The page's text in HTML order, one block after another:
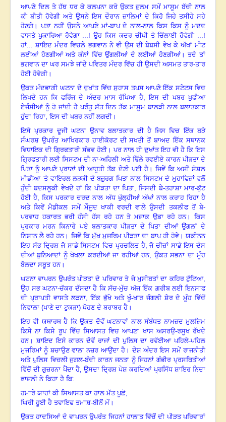
ਆਪਣੇ ਦਿਲ ਤੇ ਹੱਥ ਧਰ ਕੇ ਕਲਪਨਾ ਕਰੋ ਉਕਤ ਜ਼ੁਲਮ ਸਮੇਂ ਮਾਸੂਮ ਬੱਚੀ ਨਾਲ
ਕੀ ਬੀਤੀ ਹੋਵੇਗੀ ਅਤੇ ਉਸਨੇ ਇਸ ਦੌਰਾਨ ਜ਼ਾਲਿਮਾਂ ਦੇ ਕਿਹੋ ਜਿਹੇ ਤਸੀਹੇ ਸਹੇ
ਹੋਣਗੇ। ਪਤਾ ਨਹੀਂ ਉਸਨੇ ਆਪਣੇ ਮਾਂ-ਬਾਪ ਦੇ ਨਾਲ-ਨਾਲ ਕਿਸ ਕਿਸ ਨੂੰ ਮਦਦ
ਵਾਸਤੇ ਪੁਕਾਰਿਆ ਹੋਵੇਗਾ ...! ਉਹ ਕਿਸ ਕਦਰ ਚੀਖੀ ਤੇ ਚਿੱਲਾਈ ਹੋਵੇਗੀ ...!
ਹਾਂ... ਸ਼ਾਇਦ ਮੰਦਰ ਵਿਚਲੇ ਭਗਵਾਨ ਨੇ ਵੀ ਉਸ ਦੀ ਬੇਬਸੀ ਵੇਖ ਕੇ ਅੱਖਾਂ ਮੀਟ
ਲਈਆਂ ਹੋਣਗੀਆਂ ਅਤੇ ਕੰਨਾਂ ਵਿੱਚ ਉਂਗਲੀਆਂ ਦੇ ਲਈਆਂ ਹੋਣਗੀਆਂ। ਤਦੇ ਤਾਂ
ਭਗਵਾਨ ਦਾ ਘਰ ਸਮਝੇ ਜਾਂਦੇ ਪਵਿਤਰ ਮੰਦਰ ਵਿੱਚ ਹੀ ਉਸਦੀ ਅਸਮਤ ਤਾਰ-ਤਾਰ
ਹੋਈ ਹੋਵੇਗੀ।
ਉਕਤ ਮੰਦਭਾਗੀ ਘਟਨਾ ਦੇ ਦੁਖਾਂਤ ਵਿੱਚ ਸੁਹਾਸ ਤਪਸ ਆਪਣੇ ਇੱਕ ਸਟੇਟਸ ਵਿਚ
ਲਿਖਦੇ ਹਨ ਕਿ ਫਰਿੱਜ ਦੇ ਅੰਦਰ ਮਾਸ ਰੱਖਿਆ ਹੈ, ਇਸ ਦੀ ਖਬਰ ਖੁਫੀਆ
ਏਜੰਸੀਆਂ ਨੂੰ ਹੋ ਜਾਂਦੀ ਹੈ ਪਰੰਤੂ ਸੱਤ ਦਿਨ ਤੱਕ ਮਾਸੂਮ ਬਾਲੜੀ ਨਾਲ ਬਲਾਤਕਾਰ
ਹੁੰਦਾ ਰਿਹਾ, ਇਸ ਦੀ ਖਬਰ ਨਹੀਂ ਲਗਦੀ।
ਇਸੇ ਪ੍ਰਕਾਰ ਦੂਜੀ ਘਟਨਾ ਉਨਾਵ ਬਲਾਤਕਾਰ ਦੀ ਹੈ ਜਿਸ ਵਿਚ ਇੱਕ ਬੜੇ
ਸੰਘਰਸ਼ ਉਪਰੰਤ ਆਖਿਰਕਾਰ ਹਾਈਕੋਰਟ ਦੀ ਸਖਤੀ ਤੋਂ ਬਾਅਦ ਇੱਕ ਸਥਾਨਕ
ਵਿਧਾਇਕ ਦੀ ਗ੍ਰਿਫਤਾਰੀ ਸੰਭਵ ਹੋਈ। ਪਰ ਨਾਲ ਹੀ ਦੁਖਾਂਤ ਇਹ ਵੀ ਹੈ ਕਿ ਇਸ
ਗ੍ਰਿਫਤਾਰੀ ਲਈ ਸਿਸਟਮ ਦੀ ਨਾ-ਅਹਿਲੀ ਅਤੇ ਢਿੱਲੇ ਰਵਈਏ ਕਾਰਨ ਪੀੜਤਾ ਦੇ
ਪਿਤਾ ਨੂੰ ਆਪਣੇ ਪ੍ਰਾਣਾਂ ਦੀ ਆਹੂਤੀ ਤੱਕ ਦੇਣੀ ਪਈ ਹੈ। ਜਿਵੇਂ ਕਿ ਅਸੀਂ ਸੋਸ਼ਲ
ਮੀਡੀਆ ’ਤੇ ਵਾਇਰਲ ਲੜਕੀ ਦੇ ਬਜ਼ੁਰਗ ਪਿਤਾ ਨਾਲ ਸਿਸਟਮ ਦੇ ਮੁਹਾਫਿਜ਼ਾਂ ਵਲੋਂ
ਹੁੰਦੀ ਬਦਸਲੂਕੀ ਵੇਖਦੇ ਹਾਂ ਕਿ ਪੀੜਤਾ ਦਾ ਪਿਤਾ, ਜਿਸਦੀ ਬੇ-ਤਹਾਸ਼ਾ ਮਾਰ-ਕੁੱਟ
ਹੋਈ ਹੈ,ਕਿਸ ਪਰਕਾਰ ਦਰਦ ਨਾਲ ਅੱਧ ਖੁੱਲ੍ਹੀਆਂ ਅੱਖਾਂ ਨਾਲ ਕਰਾਹ ਰਿਹਾ ਹੈ
ਅਤੇ ਕਿਵੇਂ ਮੈਡੀਕਲ ਸਮੇਂ ਮੌਜੂਦ ਖਾਕੀ ਵਰਦੀ ਵਾਲੇ ਉਸਦੀ ਤਕਲੀਫ ਤੋਂ ਬੇ-
ਪਰਵਾਹ ਹਕਾਰਤ ਭਰੀ ਹੰਸੀ ਹੱਸ ਰਹੇ ਹਨ ਤੇ ਮਜ਼ਾਕ ਉਡਾ ਰਹੇ ਹਨ।
ਕਿਸ
ਪ੍ਰਕਾਰ ਮਰਨ ਕਿਨਾਰੇ ਪਏ ਬਲਾਤਕਾਰ ਪੀੜਤਾ ਦੇ ਪਿਤਾ ਦੀਆਂ ਉਂਗਲਾਂ ਦੇ
ਨਿਸ਼ਾਨ ਲੈ ਰਹੇ ਹਨ। ਜਿਵੇਂ ਕਿ ਮੁੱਖ ਮੁਜਰਿਮ ਪੀੜਤਾ ਦਾ ਬਾਪ ਹੀ ਹੋਵੇ। ਯਕੀਨਨ
ਇਹ ਸੱਭ ਦ੍ਰਿਸ਼ ਜੋ ਸਾਡੇ ਸਿਸਟਮ ਵਿਚ ਪ੍ਰਚਲਿਤ ਹੈ, ਜੋ ਚੀਜ਼ਾਂ ਸਾਡੇ ਇਸ ਦੇਸ
ਦੀਆਂ ਬੁਨਿਆਦਾਂ ਨੂੰ ਖੋਖਲਾ ਕਰਦੀਆਂ ਜਾ ਰਹੀਆਂ ਹਨ, ਉਕਤ ਸਭਨਾ ਦਾ ਮੂੰਹ
ਬੋਲਦਾ ਸਬੂਤ ਹਨ।
ਘਟਨਾ ਵਾਪਰਨ ਉਪਰੰਤ ਪੀੜਤਾ ਦੇ ਪਰਿਵਾਰ ਤੇ ਜੋ ਮੁਸੀਬਤਾਂ ਦਾ ਕਹਿਰ ਟੁੱਟਿਆ,
ਉਹ ਸਭ ਘਟਨਾ-ਚੱਕਰ ਦੱਸਦਾ ਹੈ ਕਿ ਸੱਚ-ਮੁੱਚ ਅੱਜ ਇੱਕ ਗ਼ਰੀਬ ਲਈ ਇਨਸਾਫ
ਦੀ ਪ੍ਰਾਪਤੀ ਵਾਸਤੇ ਲੜਨਾ, ਇੱਕ ਭੁੱਖੇ ਅਤੇ ਖੂੰ-ਖਾਰ ਜੰਗਲੀ ਸ਼ੇਰ ਦੇ ਮੂੰਹ ਵਿੱਚੋਂ
ਨਿਵਾਲਾ (ਖਾਣੇ ਦਾ ਟੁਕੜਾ) ਖੋਹਣ ਦੇ ਬਰਾਬਰ ਹੈ।
ਇਹ ਵੀ ਯਥਾਰਥ ਹੈ ਕਿ ਉਕਤ ਦੋਵੇਂ ਘਟਨਾਵਾਂ ਨਾਲ ਸੰਬੰਧਤ ਨਾਮਜ਼ਦ ਮੁਲਜ਼ਿਮ
ਕਿਸੇ ਨਾ ਕਿਸੇ ਰੂਪ ਵਿੱਚ ਸਿਆਸਤ ਵਿਚ ਆਪਣਾ ਖਾਸ ਅਸਰਉ-ਰਸੂਖ ਰੱਖਦੇ
ਹਨ। ਸ਼ਾਇਦ ਇਸੇ ਕਾਰਨ ਦੋਵੇਂ ਰਾਜਾਂ ਦੀ ਪੁਲਿਸ ਦਾ ਰਵੱਈਆ ਪਹਿਲੇ-ਪਹਿਲ
ਮੁਜਰਿਮਾਂ ਨੂੰ ਬਚਾਉਣ ਵਾਲਾ ਨਜ਼ਰ ਆਉਂਦਾ ਹੈ। ਦੇਸ਼ ਅੰਦਰ ਇਸ ਸਮੇਂ ਰਾਜਨੀਤੀ
ਅਤੇ ਪੁਲਿਸ ਵਿਚਲੀ ਜੁਗਲ-ਬੰਦੀ ਕਾਰਨ ਜਨਤਾ ਨੂੰ ਜਿਹਨਾਂ ਗੰਭੀਰ ਪ੍ਰਸਥਿਤੀਆਂ
ਵਿੱਚੋਂ ਦੀ ਗੁਜ਼ਰਨਾ ਪੈਂਦਾ ਹੈ, ਉਸਦਾ ਦ੍ਰਿਸ਼ ਪੇਸ਼ ਕਰਦਿਆਂ ਪ੍ਰਸਿੱਧ ਸ਼ਾਇਰ ਨਿਦਾ
ਫਾਜ਼ਲੀ ਨੇ ਕਿਹਾ ਹੈ ਕਿ:
ਹਮਾਰੇ ਯਾਹਾਂ ਕੀ ਸਿਆਸਤ ਕਾ ਹਾਲ ਮੱਤ ਪੂਛੋ,
ਘਿਰੀ ਹੂਈ ਹੈ ਤਵਾਇਫ ਤਮਾਸ਼-ਬੀਨੋਂ ਮੇਂ।
ਉਕਤ ਹਾਦਸਿਆਂ ਦੇ ਵਾਪਰਨ ਉਪਰੰਤ ਜਿਹਨਾਂ ਹਾਲਾਤ ਵਿੱਚੋਂ ਦੀ ਪੀੜਤ ਪਰਿਵਾਰਾਂ